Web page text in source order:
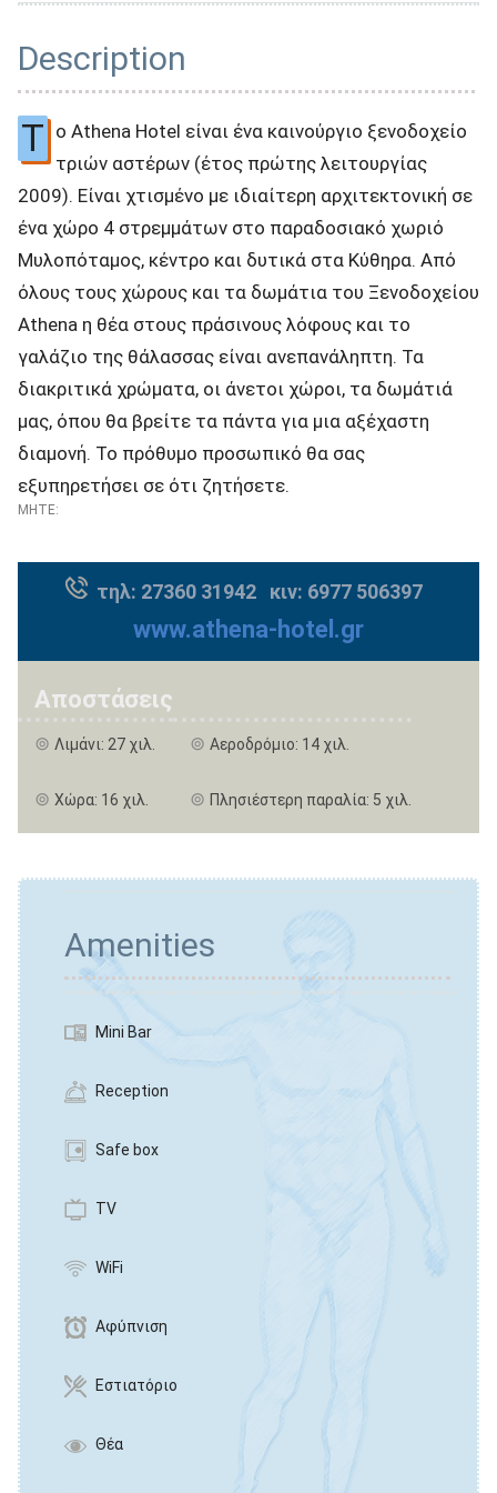
Description
T o Athena Hotel είναι ένα καινούργιο ξενοδοχείο
τριών αστέρων (έτος πρώτης λειτουργίας
2009). Είναι χτισμένο με ιδιαίτερη αρχιτεκτονική σε
ένα χώρο 4 στρεμμάτων στο παραδοσιακό χωριό
Μυλοπόταμος, κέντρο και δυτικά στα Κύθηρα. Από
όλους τους χώρους και τα δωμάτια του Ξενοδοχείου
Athena η θέα στους πράσινους λόφους και το
γαλάζιο της θάλασσας είναι ανεπανάληπτη. Τα
διακριτικά χρώματα, οι άνετοι χώροι, τα δωμάτιά
μας, όπου θα βρείτε τα πάντα για μια αξέχαστη
διαμονή. Το πρόθυμο προσωπικό θα σας
εξυπηρετήσει σε ότι ζητήσετε.
MHTE:
τηλ: 27360 31942 κιν: 6977 506397
www.athena-hotel.gr
Αποστάσεις
Λιμάνι: 27 χιλ. Αεροδρόμιο: 14 χιλ.
Χώρα: 16 χιλ. Πλησιέστερη παραλία: 5 χιλ.
Amenities
Mini Bar
Reception
Safe box
TV
WiFi
Αφύπνιση
Εστιατόριο
Θέα